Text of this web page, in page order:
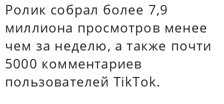
Ролик собрал более 7,9
миллиона просмотров менее
чем за неделю, а также почти
5000 комментариев
пользователей TikTok.